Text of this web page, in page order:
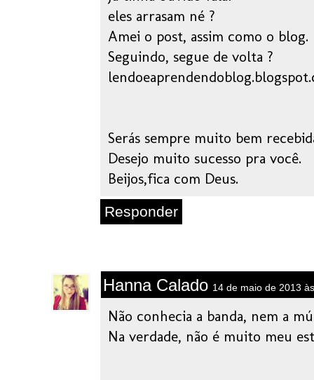
eles arrasam né ?
Amei o post, assim como o blog.
Seguindo, segue de volta ?
Serás sempre muito bem
Desejo muito sucesso pra você.
Beijos,fica com Deus.
Responder
Hanna Calado 14 de maio de 2013
Não conhecia a banda, nem a
Na verdade, não é muito meu